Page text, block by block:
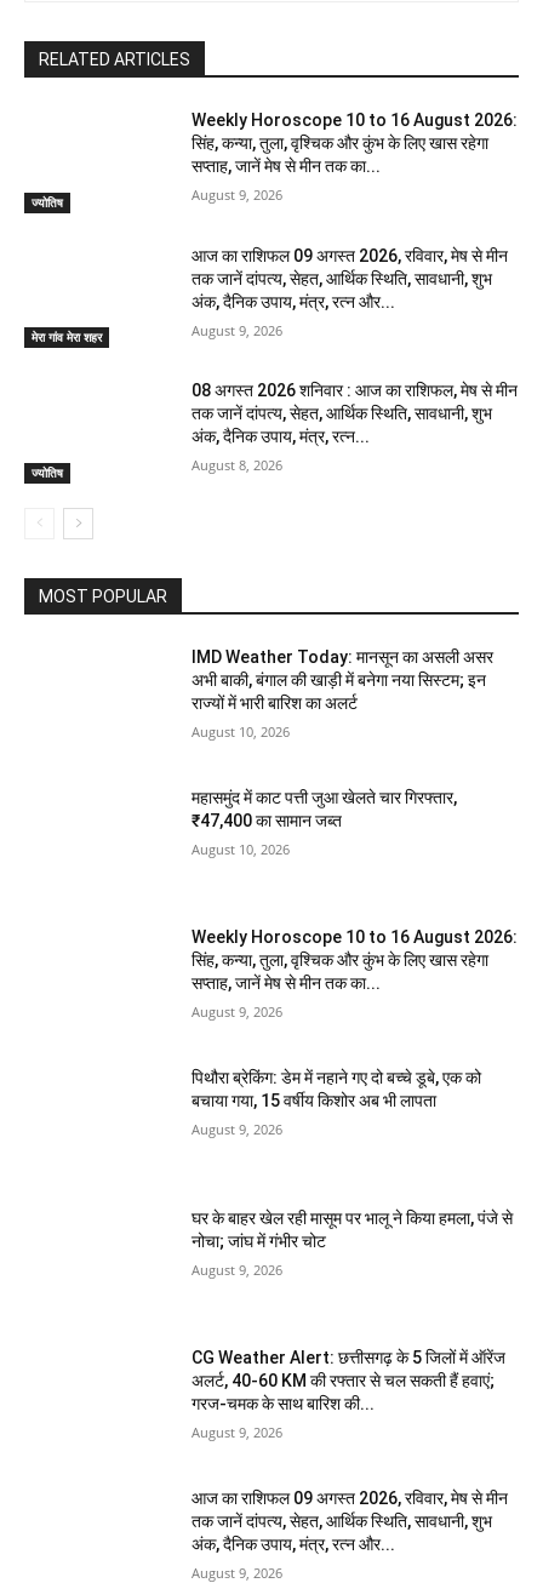
RELATED ARTICLES
ज्योतिष
Weekly Horoscope 10 to 16 August 2026:
सिंह, कन्या, तुला, वृश्चिक और कुंभ के लिए खास रहेगा
सप्ताह, जानें मेष से मीन तक का...
August 9, 2026
मेरा गांव मेरा शहर
आज का राशिफल 09 अगस्त 2026, रविवार, मेष से मीन
तक जानें दांपत्य, सेहत, आर्थिक स्थिति, सावधानी, शुभ
अंक, दैनिक उपाय, मंत्र, रत्न और...
August 9, 2026
ज्योतिष
08 अगस्त 2026 शनिवार : आज का राशिफल, मेष से मीन
तक जानें दांपत्य, सेहत, आर्थिक स्थिति, सावधानी, शुभ
अंक, दैनिक उपाय, मंत्र, रत्न...
August 8, 2026
MOST POPULAR
IMD Weather Today: मानसून का असली असर
अभी बाकी, बंगाल की खाड़ी में बनेगा नया सिस्टम; इन
राज्यों में भारी बारिश का अलर्ट
August 10, 2026
महासमुंद में काट पत्ती जुआ खेलते चार गिरफ्तार,
₹47,400 का सामान जब्त
August 10, 2026
Weekly Horoscope 10 to 16 August 2026:
सिंह, कन्या, तुला, वृश्चिक और कुंभ के लिए खास रहेगा
सप्ताह, जानें मेष से मीन तक का...
August 9, 2026
पिथौरा ब्रेकिंग: डेम में नहाने गए दो बच्चे डूबे, एक को
बचाया गया, 15 वर्षीय किशोर अब भी लापता
August 9, 2026
घर के बाहर खेल रही मासूम पर भालू ने किया हमला, पंजे से
नोचा; जांघ में गंभीर चोट
August 9, 2026
CG Weather Alert: छत्तीसगढ़ के 5 जिलों में ऑरेंज
अलर्ट, 40-60 KM की रफ्तार से चल सकती हैं हवाएं;
गरज-चमक के साथ बारिश की...
August 9, 2026
आज का राशिफल 09 अगस्त 2026, रविवार, मेष से मीन
तक जानें दांपत्य, सेहत, आर्थिक स्थिति, सावधानी, शुभ
अंक, दैनिक उपाय, मंत्र, रत्न और...
August 9, 2026